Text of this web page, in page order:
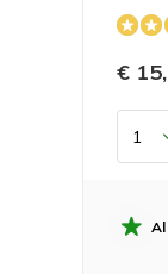
€
Al